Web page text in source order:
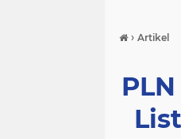
› Artikel